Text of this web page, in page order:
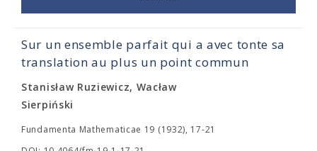
Sur un ensemble parfait qui a avec tonte sa
translation au plus un point commun
Stanisław Ruziewicz, Wacław
Sierpiński
Fundamenta Mathematicae 19 (1932), 17-21